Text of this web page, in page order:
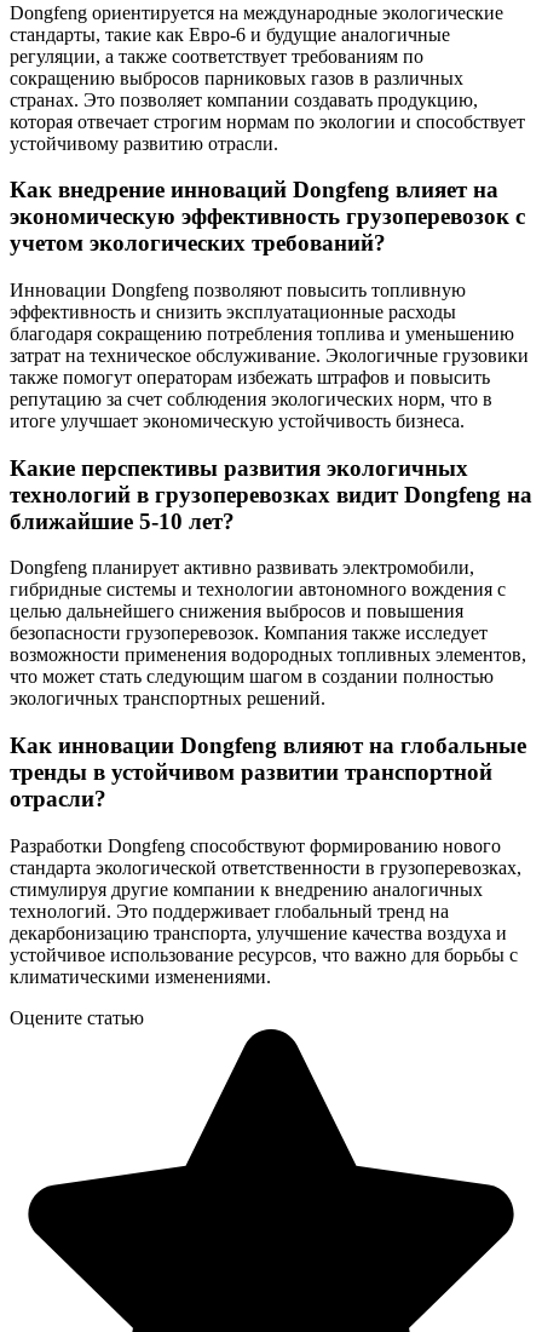
Dongfeng ориентируется на международные экологические
стандарты, такие как Евро-6 и будущие аналогичные
регуляции, а также соответствует требованиям по
сокращению выбросов парниковых газов в различных
странах. Это позволяет компании создавать продукцию,
которая отвечает строгим нормам по экологии и способствует
устойчивому развитию отрасли.
Как внедрение инноваций Dongfeng влияет на
экономическую эффективность грузоперевозок с
учетом экологических требований?
Инновации Dongfeng позволяют повысить топливную
эффективность и снизить эксплуатационные расходы
благодаря сокращению потребления топлива и уменьшению
затрат на техническое обслуживание. Экологичные грузовики
также помогут операторам избежать штрафов и повысить
репутацию за счет соблюдения экологических норм, что в
итоге улучшает экономическую устойчивость бизнеса.
Какие перспективы развития экологичных
технологий в грузоперевозках видит Dongfeng на
ближайшие 5-10 лет?
Dongfeng планирует активно развивать электромобили,
гибридные системы и технологии автономного вождения с
целью дальнейшего снижения выбросов и повышения
безопасности грузоперевозок. Компания также исследует
возможности применения водородных топливных элементов,
что может стать следующим шагом в создании полностью
экологичных транспортных решений.
Как инновации Dongfeng влияют на глобальные
тренды в устойчивом развитии транспортной
отрасли?
Разработки Dongfeng способствуют формированию нового
стандарта экологической ответственности в грузоперевозках,
стимулируя другие компании к внедрению аналогичных
технологий. Это поддерживает глобальный тренд на
декарбонизацию транспорта, улучшение качества воздуха и
устойчивое использование ресурсов, что важно для борьбы с
климатическими изменениями.
Оцените статью